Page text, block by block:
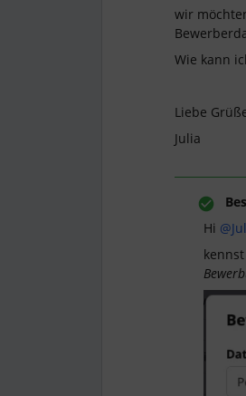
wir
Wie kann
Liebe
Julia
Hi